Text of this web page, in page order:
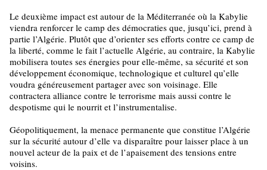
Le deuxième impact est autour de la Méditerranée où la Kabylie
viendra renforcer le camp des démocraties que, jusqu’ici, prend à
partie l’Algérie. Plutôt que d’orienter ses efforts contre ce camp de
la liberté, comme le fait l’actuelle Algérie, au contraire, la Kabylie
mobilisera toutes ses énergies pour elle-même, sa sécurité et son
développement économique, technologique et culturel qu’elle
voudra généreusement partager avec son voisinage. Elle
contractera alliance contre le terrorisme mais aussi contre le
despotisme qui le nourrit et l’instrumentalise.
Géopolitiquement, la menace permanente que constitue l’Algérie
sur la sécurité autour d’elle va disparaître pour laisser place à un
nouvel acteur de la paix et de l’apaisement des tensions entre
voisins.